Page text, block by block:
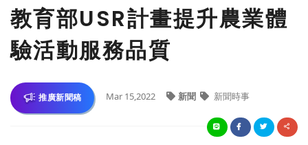
教育部USR計畫提升農業體
驗活動服務品質
推廣新聞稿 Mar 15,2022 新聞 新聞時事